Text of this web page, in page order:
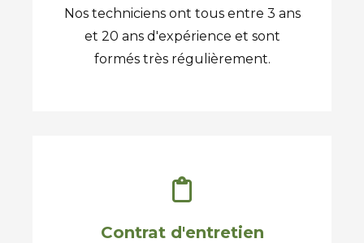
Nos techniciens ont tous entre 3 ans
et 20 ans d'expérience et sont
formés très régulièrement.
Contrat d'entretien